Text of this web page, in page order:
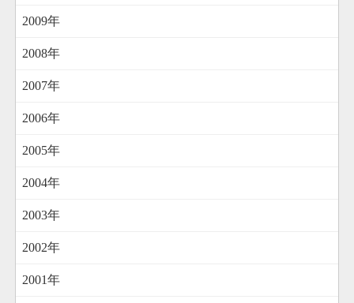
2009年
2008年
2007年
2006年
2005年
2004年
2003年
2002年
2001年